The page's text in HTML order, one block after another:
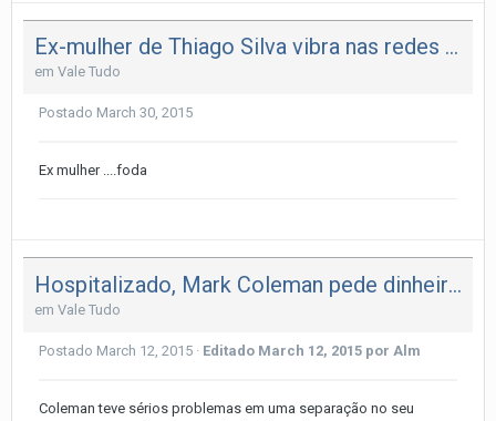
Ex-mulher de Thiago Silva vibra nas redes sociais com derrota do lutad
em Vale Tudo
Postado March 30, 2015
Ex mulher ....foda
Hospitalizado, Mark Coleman pede dinheiro para cirurgia
em Vale Tudo
Postado March 12, 2015 · Editado March 12, 2015 por Alm
Coleman teve sérios problemas em uma separação no seu